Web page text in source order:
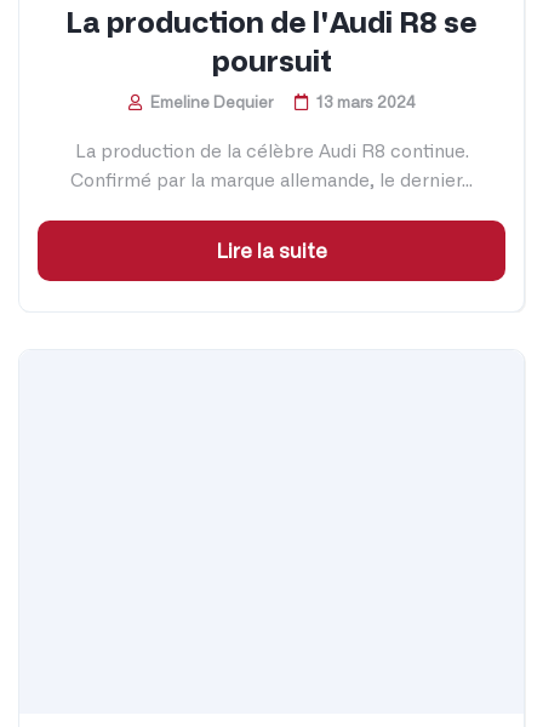
La production de l'Audi R8 se
poursuit
Emeline Dequier 13 mars 2024
La production de la célèbre Audi R8 continue.
Confirmé par la marque allemande, le dernier...
Lire la suite